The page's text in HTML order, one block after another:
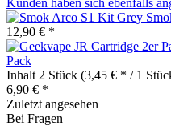
12,90 € *
Pack
Inhalt 2 Stück (3,45 € * / 1
6,90 € *
Zuletzt angesehen
Bei Fragen